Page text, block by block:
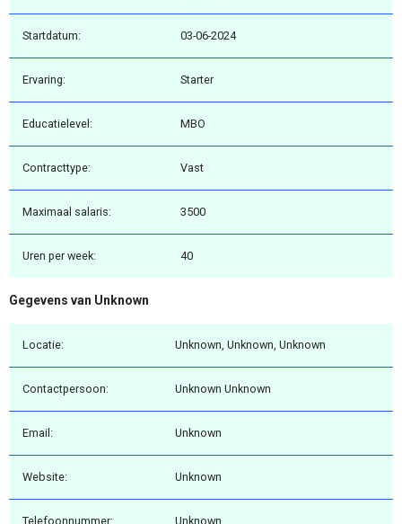
Startdatum: 03-06-2024
Ervaring: Starter
Educatielevel: MBO
Contracttype: Vast
Maximaal salaris: 3500
Uren per week: 40
Gegevens van Unknown
Locatie: Unknown, Unknown, Unknown
Contactpersoon: Unknown Unknown
Email: Unknown
Website: Unknown
Telefoonnummer: Unknown